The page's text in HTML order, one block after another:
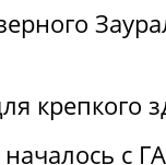
крепкого
с